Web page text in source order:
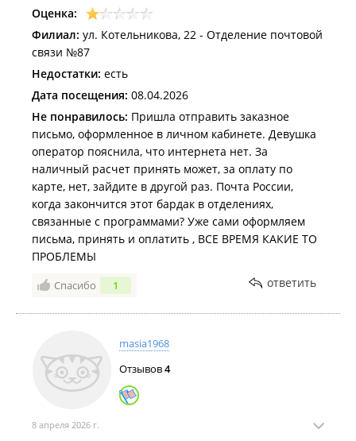
Оценка:
Филиал: ул. Котельникова, 22 - Отделение почтовой
связи №87
Недостатки: есть
Дата посещения: 08.04.2026
Не понравилось: Пришла отправить заказное
письмо, оформленное в личном кабинете. Девушка
оператор пояснила, что интернета нет. За
наличный расчет принять может, за оплату по
карте, нет, зайдите в другой раз. Почта России,
когда закончится этот бардак в отделениях,
связанные с программами? Уже сами оформляем
письма, принять и оплатить , ВСЕ ВРЕМЯ КАКИЕ ТО
ПРОБЛЕМЫ
Спасибо 1 ответить
masia1968
Отзывов4
8 апреля 2026 г.